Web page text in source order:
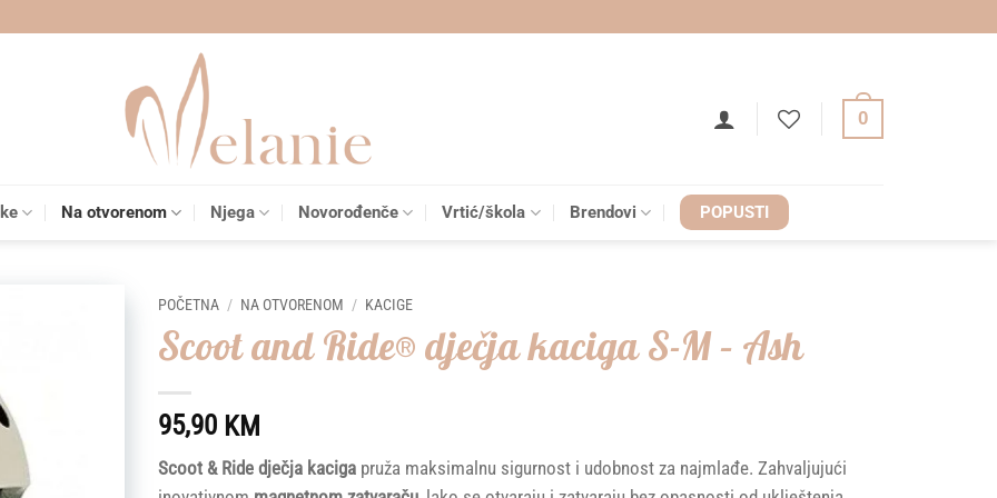
0
Na otvorenom Njega Novorođenče Vrtić/škola Brendovi POPUSTI
POČETNA / NA OTVORENOM / KACIGE
Scoot and Ride® dječja kaciga S-M – Ash
95,90 KM
Scoot & Ride dječja kacigapruža maksimalnu sigurnost i udobnost za najmlađe. Zahvaljujući